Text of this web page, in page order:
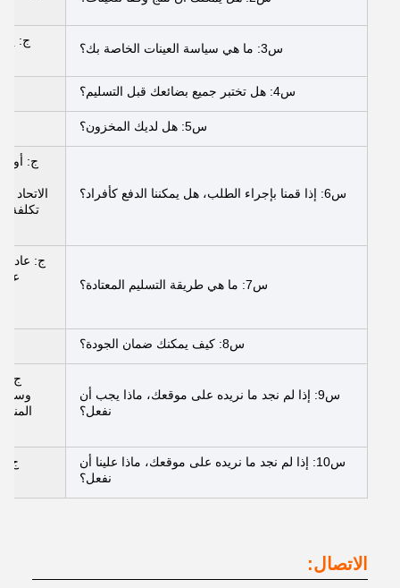
س3: ما هي سياسة العينات الخاصة بك؟
ج:
س4: هل تختبر جميع بضائعك قبل التسليم؟
س5: هل لديك المخزون؟
س6: إذا قمنا بإجراء الطلب، هل يمكننا الدفع كأفراد؟
ج: أو
س7: ما هي طريقة التسليم المعتادة؟
عن
س8: كيف يمكنك ضمان الجودة؟
س9: إذا لم نجد ما نريده على موقعك، ماذا يجب أن
نفعل؟
ج:
وسوف
س10: إذا لم نجد ما نريده على موقعك، ماذا علينا أن
نفعل؟
ج:
الاتصال: